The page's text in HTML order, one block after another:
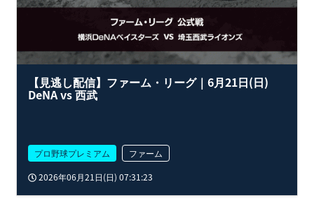
【見逃し配信】ファーム・リーグ｜6月21日(日)
DeNA vs 西武
プロ野球プレミアム
ファーム
2026年06月21日(日) 07:31:23